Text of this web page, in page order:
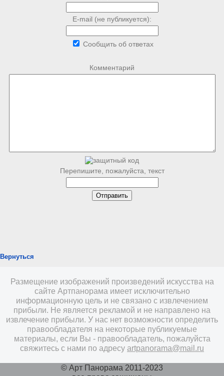
E-mail (не публикуется):
Сообщить об ответах
Комментарий
Перепишите, пожалуйста, текст
Вернуться
Размещение изображений произведений искусства на
сайте Артпанорама имеет исключительно
информационную цель и не связано с извлечением
прибыли. Не является рекламой и не направлено на
извлечение прибыли. У нас нет возможности определить
правообладателя на некоторые публикуемые
материалы, если Вы - правообладатель, пожалуйста
свяжитесь с нами по адресу artpanorama@mail.ru
© Арт Панорама 2011-2023